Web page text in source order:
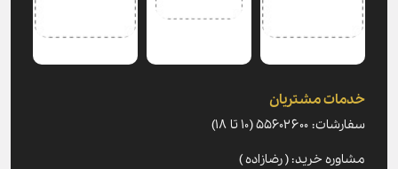
خدمات مشتریان
سفارشات: ۵۵۶۰۲۶۰۰ (۱۰ تا ۱۸)
مشاوره خرید: ( رضازاده )